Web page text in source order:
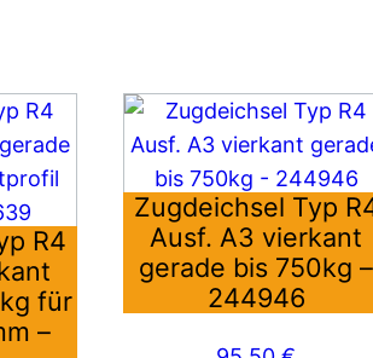
R4
für
–
Zugdeichsel Typ
Ausf. A3 vierkant
gerade bis 750kg –
244946